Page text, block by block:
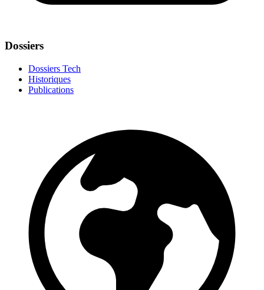
Dossiers
Dossiers Tech
Historiques
Publications